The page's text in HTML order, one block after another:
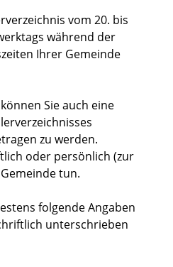
vom 20. bis
während der
Ihrer Gemeinde
Sie auch eine
zu werden.
oder persönlich (zur
tun.
folgende Angaben
unterschrieben